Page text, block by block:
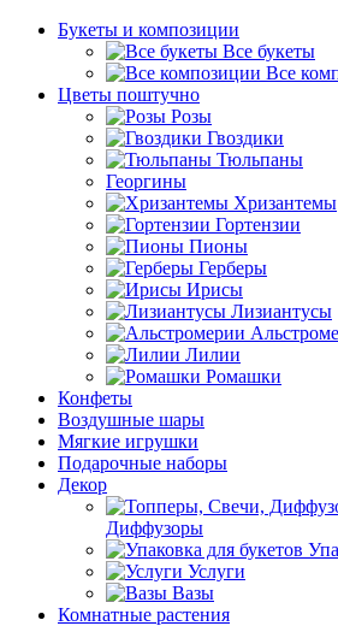
Букеты и композиции
Все букеты
Все
Цветы поштучно
Розы
Гвоздики
Тюльпаны
Георгины
Хризантемы
Гортензии
Пионы
Герберы
Ирисы
Лизиантусы
Лилии
Ромашки
Конфеты
Воздушные шары
Мягкие игрушки
Подарочные наборы
Декор
Диффузоры
Услуги
Вазы
Комнатные растения